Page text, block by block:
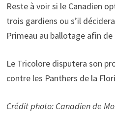
Reste à voir si le Canadien
trois gardiens ou s’il
Primeau au ballotage afin
Le Tricolore disputera son
contre les Panthers de la
Crédit photo: Canadien de